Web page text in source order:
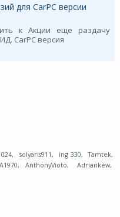
для CarPC версии
к Акции еще раздачу
CarPC версия
, solyaris911 , ing 330, Tamtek,
, AnthonyVioto, Adriankew,